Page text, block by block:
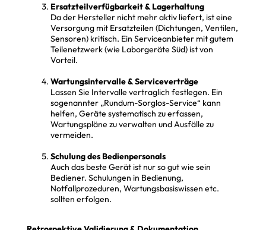
Ersatzteilverfügbarkeit & Lagerhaltung
Da der Hersteller nicht mehr aktiv liefert, ist eine
Versorgung mit Ersatzteilen (Dichtungen, Ventilen,
Sensoren) kritisch. Ein Serviceanbieter mit gutem
Teilenetzwerk (wie Laborgeräte Süd) ist von
Vorteil.
Wartungsintervalle & Serviceverträge
Lassen Sie Intervalle vertraglich festlegen. Ein
sogenannter „Rundum-Sorglos-Service“ kann
helfen, Geräte systematisch zu erfassen,
Wartungspläne zu verwalten und Ausfälle zu
vermeiden.
Schulung des Bedienpersonals
Auch das beste Gerät ist nur so gut wie sein
Bediener. Schulungen in Bedienung,
Notfallprozeduren, Wartungsbasiswissen etc.
sollten erfolgen.